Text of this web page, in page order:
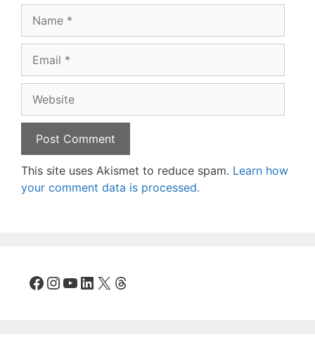
This site uses Akismet to reduce spam. Learn how
your comment data is processed.
Facebook
Instagram
YouTube
LinkedIn
X Threads